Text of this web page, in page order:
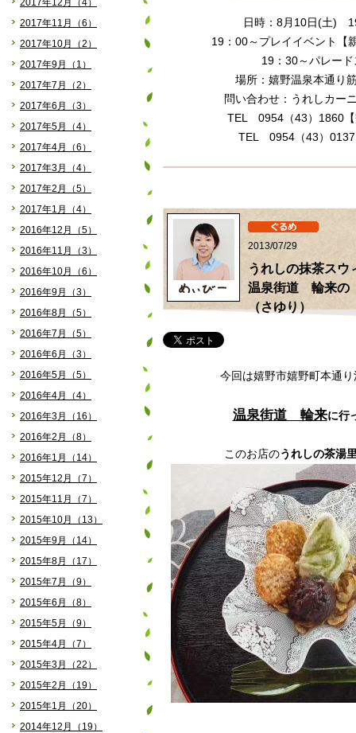
2017年12月（4）
2017年11月（6）
2017年10月（2）
2017年9月（1）
2017年7月（2）
2017年6月（3）
2017年5月（4）
2017年4月（6）
2017年3月（4）
2017年2月（5）
2017年1月（4）
2016年12月（5）
2016年11月（3）
2016年10月（6）
2016年9月（3）
2016年8月（5）
2016年7月（5）
2016年6月（3）
2016年5月（5）
2016年4月（4）
2016年3月（16）
2016年2月（8）
2016年1月（14）
2015年12月（7）
2015年11月（7）
2015年10月（13）
2015年9月（14）
2015年8月（17）
2015年7月（9）
2015年6月（8）
2015年5月（9）
2015年4月（7）
2015年3月（22）
2015年2月（19）
2015年1月（20）
2014年12月（19）
日時：8月10日(土)
19：00～プレイイベント【
19：30～パレー
場所：嬉野温泉本通り
問い合わせ：うれしカー
TEL 0954（43）1860【
TEL 0954（43）0137
2013/07/29
うれしの抹
温泉街道 輪来の
（さゆり）
今回は嬉野市嬉野町本通
温泉街道 輪来に行
このお店のうれしの茶湯